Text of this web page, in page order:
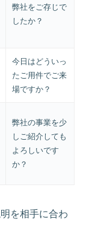
弊社をご存じで
したか？
今日はどういっ
たご用件でご来
場ですか？
弊社の事業を少
しご紹介しても
よろしいです
か？
を相手に合わ